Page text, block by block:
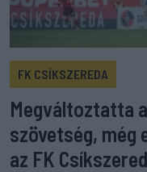
FK CSÍKSZEREDA
Megváltoztatta
szövetség, még
az FK